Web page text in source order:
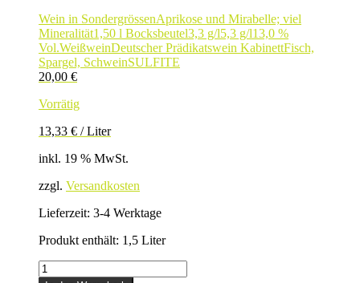
Wein in SondergrössenAprikose und Mirabelle; viel
Mineralität1,50 l Bocksbeutel3,3 g/l5,3 g/l13,0 %
Vol.WeißweinDeutscher Prädikatswein KabinettFisch,
Spargel, SchweinSULFITE
20,00 €
Vorrätig
13,33 € /Liter
inkl. 19 % MwSt.
zzgl. Versandkosten
Lieferzeit: 3-4 Werktage
Produkt enthält: 1,5 Liter
SILVANER